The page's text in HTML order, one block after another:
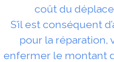
coût du
S’il est conséquent
pour la réparation,
enfermer le montant